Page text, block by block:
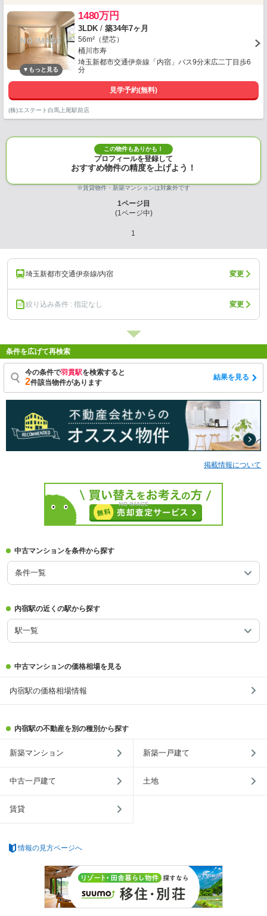
1480万円
3LDK / 築34年7ヶ月
56m²（壁芯）
桶川市寿
埼玉新都市交通伊奈線「内宿」バス9分末広二丁目歩6
分
見学予約(無料)
(株)エステート白馬上尾駅前店
この物件もありかも！
プロフィールを登録して
おすすめ物件の精度を上げよう！
※賃貸物件・新築マンションは対象外です
1ページ目
(1ページ中)
1
埼玉新都市交通伊奈線/内宿 変更
絞り込み条件 : 指定なし 変更
条件を広げて再検索
今の条件で羽貫駅を検索すると
2件該当物件があります
結果を見る
掲載情報について
中古マンションを条件から探す
条件一覧
内宿駅の近くの駅から探す
駅一覧
中古マンションの価格相場を見る
内宿駅の価格相場情報
内宿駅の不動産を別の種別から探す
新築マンション 新築一戸建て
中古一戸建て 土地
賃貸
情報の見方ページへ